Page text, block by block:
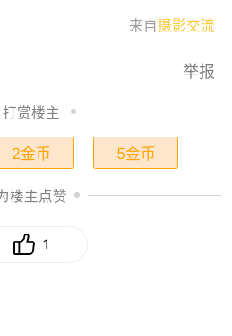
来自摄影交流
举报
打赏楼主
2金币 5金币
楼主点赞
1